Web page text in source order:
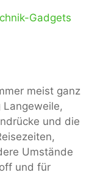
Gadgets
meist ganz
Langeweile,
und die
Umstände
und für